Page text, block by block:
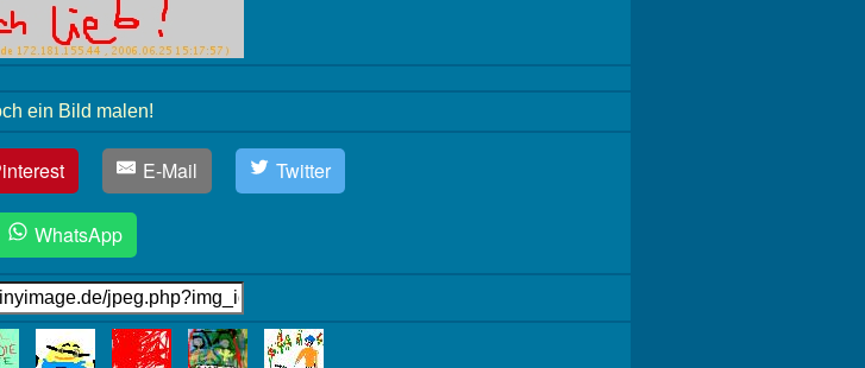
ein Bild malen!
E-Mail Twitter
WhatsApp